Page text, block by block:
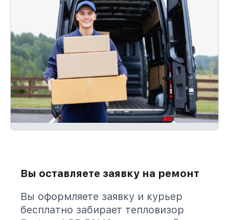
Вы оставляете заявку на ремонт
Вы оформляете заявку и курьер
бесплатно забирает тепловизор